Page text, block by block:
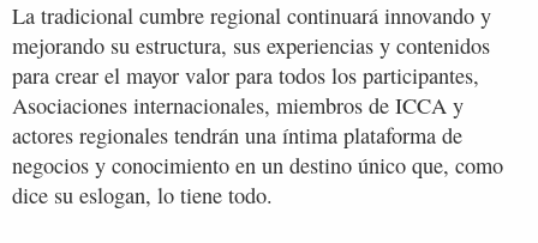
La tradicional cumbre regional continuará innovando y
mejorando su estructura, sus experiencias y contenidos
para crear el mayor valor para todos los participantes,
Asociaciones internacionales, miembros de ICCA y
actores regionales tendrán una íntima plataforma de
negocios y conocimiento en un destino único que, como
dice su eslogan, lo tiene todo.